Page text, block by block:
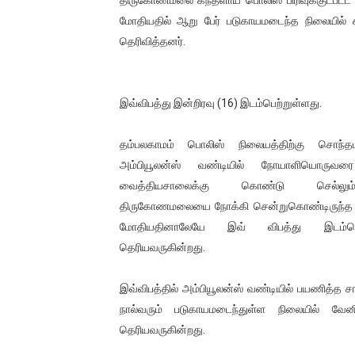
01/11/2021 Scotland ல்
பிரிட்டனால் கடத்தப்படும்
வர்ராரு...வர்ராரு... அண்ணாத்த
கைது செய்யப்பட்ட இளைஞன்
தடுப்பூசியை பெற்றுக்
சிறுமியை பாலியல்
வடிவேலுவுக்கு நீதிமன்றம்
தியாகதீபம் லெப்.கேணல்
மோதியதில் ஆறு பேர் படுகாயமடைந்த
தெரிவித்தனர்.
இவ்விபத்து இன்றிரவு (16) இடம்பெற்றுள்ளது.
தம்பலகாமம் பொலிஸ் நிலையத்திற்கு
அம்பியூலன்ஸ் வண்டியில்
வைத்தியசாலைக்கு கொண்டு
திருகோணமலையை நோக்கி
மோதியதினாலேயே இவ் விபத்து
தெரியவருகின்றது.
இவ்விபத்தில் அம்பியூலன்ஸ் வண்டியில் பயணித்த
நால்வரும் படுகாயமடைந்துள்ள நிலையில்
தெரியவருகின்றது.